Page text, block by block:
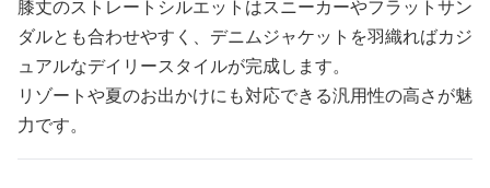
膝丈のストレートシルエットはスニーカーやフラットサン
ダルとも合わせやすく、デニムジャケットを羽織ればカジ
ュアルなデイリースタイルが完成します。
リゾートや夏のお出かけにも対応できる汎用性の高さが魅
力です。